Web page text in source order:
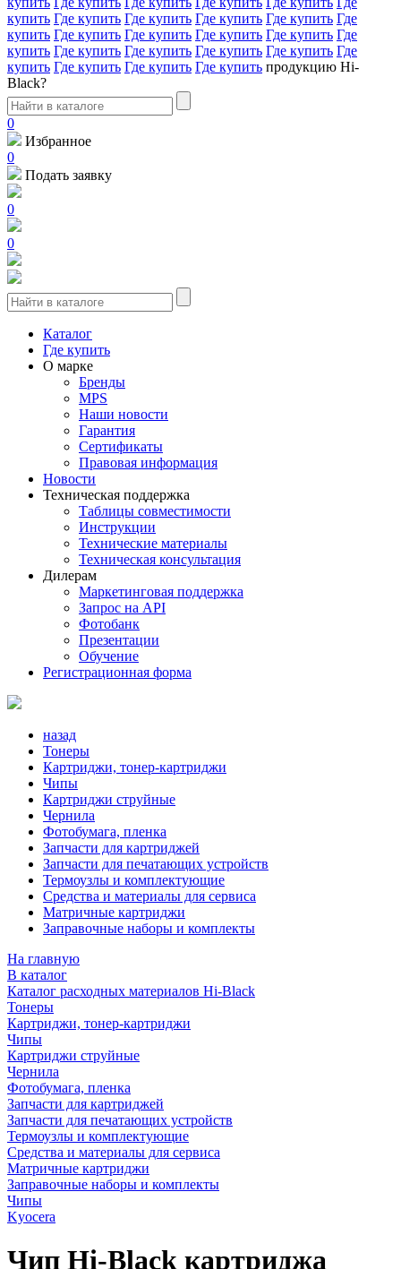
купить Где купить Где купить Где купить Где купить Где
купить Где купить Где купить Где купить Где купить Где
купить Где купить Где купить Где купить Где купить Где
купить Где купить Где купить Где купить продукцию Hi-
Black?
0
Избранное
0
Подать заявку
0
0
Каталог
Где купить
О марке
Бренды
MPS
Наши новости
Гарантия
Сертификаты
Правовая информация
Новости
Техническая поддержка
Таблицы совместимости
Инструкции
Технические материалы
Техническая консультация
Дилерам
Маркетинговая поддержка
Запрос на API
Фотобанк
Презентации
Обучение
Регистрационная форма
назад
Тонеры
Картриджи, тонер-картриджи
Чипы
Картриджи струйные
Чернила
Фотобумага, пленка
Запчасти для картриджей
Запчасти для печатающих устройств
Термоузлы и комплектующие
Средства и материалы для сервиса
Матричные картриджи
Заправочные наборы и комплекты
На главную
В каталог
Каталог расходных материалов Hi-Black
Тонеры
Картриджи, тонер-картриджи
Чипы
Картриджи струйные
Чернила
Фотобумага, пленка
Запчасти для картриджей
Запчасти для печатающих устройств
Термоузлы и комплектующие
Средства и материалы для сервиса
Матричные картриджи
Заправочные наборы и комплекты
Чипы
Kyocera
Чип Hi-Black картриджа